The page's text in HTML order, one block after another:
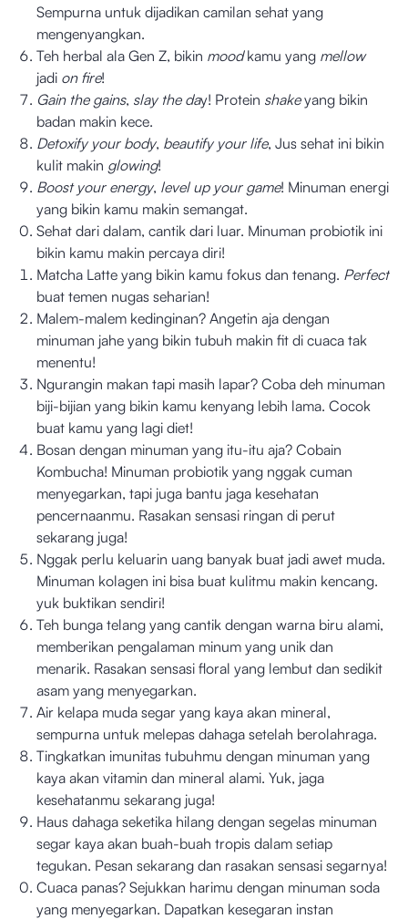
Sempurna untuk dijadikan camilan sehat yang
mengenyangkan.
Teh herbal ala Gen Z, bikin moodkamu yang mellow
jadi on fire!
Gain the gains, slay the day! Protein shakeyang bikin
badan makin kece.
Detoxify your body, beautify your life, Jus sehat ini bikin
kulit makin glowing!
Boost your energy, level up your game! Minuman energi
yang bikin kamu makin semangat.
Sehat dari dalam, cantik dari luar. Minuman probiotik ini
bikin kamu makin percaya diri!
Matcha Latte yang bikin kamu fokus dan tenang. Perfect
buat temen nugas seharian!
Malem-malem kedinginan? Angetin aja dengan
minuman jahe yang bikin tubuh makin fit di cuaca tak
menentu!
Ngurangin makan tapi masih lapar? Coba deh minuman
biji-bijian yang bikin kamu kenyang lebih lama. Cocok
buat kamu yang lagi diet!
Bosan dengan minuman yang itu-itu aja? Cobain
Kombucha! Minuman probiotik yang nggak cuman
menyegarkan, tapi juga bantu jaga kesehatan
pencernaanmu. Rasakan sensasi ringan di perut
sekarang juga!
Nggak perlu keluarin uang banyak buat jadi awet muda.
Minuman kolagen ini bisa buat kulitmu makin kencang.
yuk buktikan sendiri!
Teh bunga telang yang cantik dengan warna biru alami,
memberikan pengalaman minum yang unik dan
menarik. Rasakan sensasi floral yang lembut dan sedikit
asam yang menyegarkan.
Air kelapa muda segar yang kaya akan mineral,
sempurna untuk melepas dahaga setelah berolahraga.
Tingkatkan imunitas tubuhmu dengan minuman yang
kaya akan vitamin dan mineral alami. Yuk, jaga
kesehatanmu sekarang juga!
Haus dahaga seketika hilang dengan segelas minuman
segar kaya akan buah-buah tropis dalam setiap
tegukan. Pesan sekarang dan rasakan sensasi segarnya!
Cuaca panas? Sejukkan harimu dengan minuman soda
yang menyegarkan. Dapatkan kesegaran instan